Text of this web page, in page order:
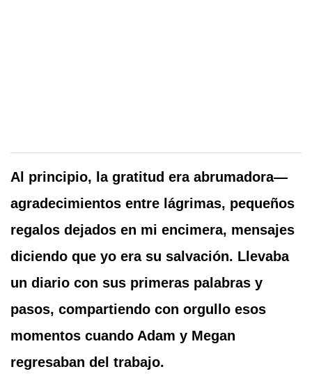
Al principio, la gratitud era abrumadora—
agradecimientos entre lágrimas, pequeños
regalos dejados en mi encimera, mensajes
diciendo que yo era su salvación. Llevaba
un diario con sus primeras palabras y
pasos, compartiendo con orgullo esos
momentos cuando Adam y Megan
regresaban del trabajo.